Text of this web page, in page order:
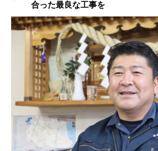
合った最良な工事を